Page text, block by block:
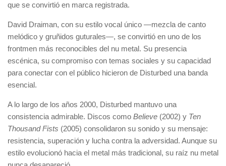
que se convirtió en marca registrada.
David Draiman, con su estilo vocal único —mezcla de canto
melódico y gruñidos guturales—, se convirtió en uno de los
frontmen más reconocibles del nu metal. Su presencia
escénica, su compromiso con temas sociales y su capacidad
para conectar con el público hicieron de Disturbed una banda
esencial.
A lo largo de los años 2000, Disturbed mantuvo una
consistencia admirable. Discos como Believe (2002) y Ten
Thousand Fists (2005) consolidaron su sonido y su mensaje:
resistencia, superación y lucha contra la adversidad. Aunque su
estilo evolucionó hacia el metal más tradicional, su raíz nu metal